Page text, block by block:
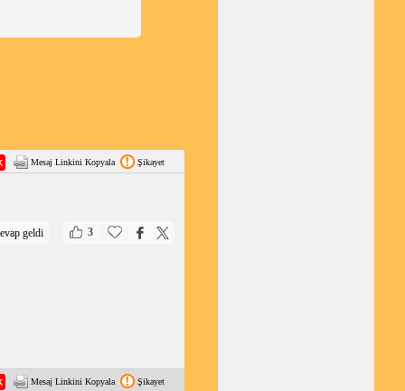
engelleyebilir.
bir şekilde
Mesaj Linkini Kopyala Şikayet
3
geldi
Mesaj Linkini Kopyala Şikayet